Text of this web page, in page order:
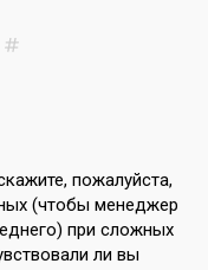
пожалуйста,
(чтобы менеджер
при сложных
ли вы